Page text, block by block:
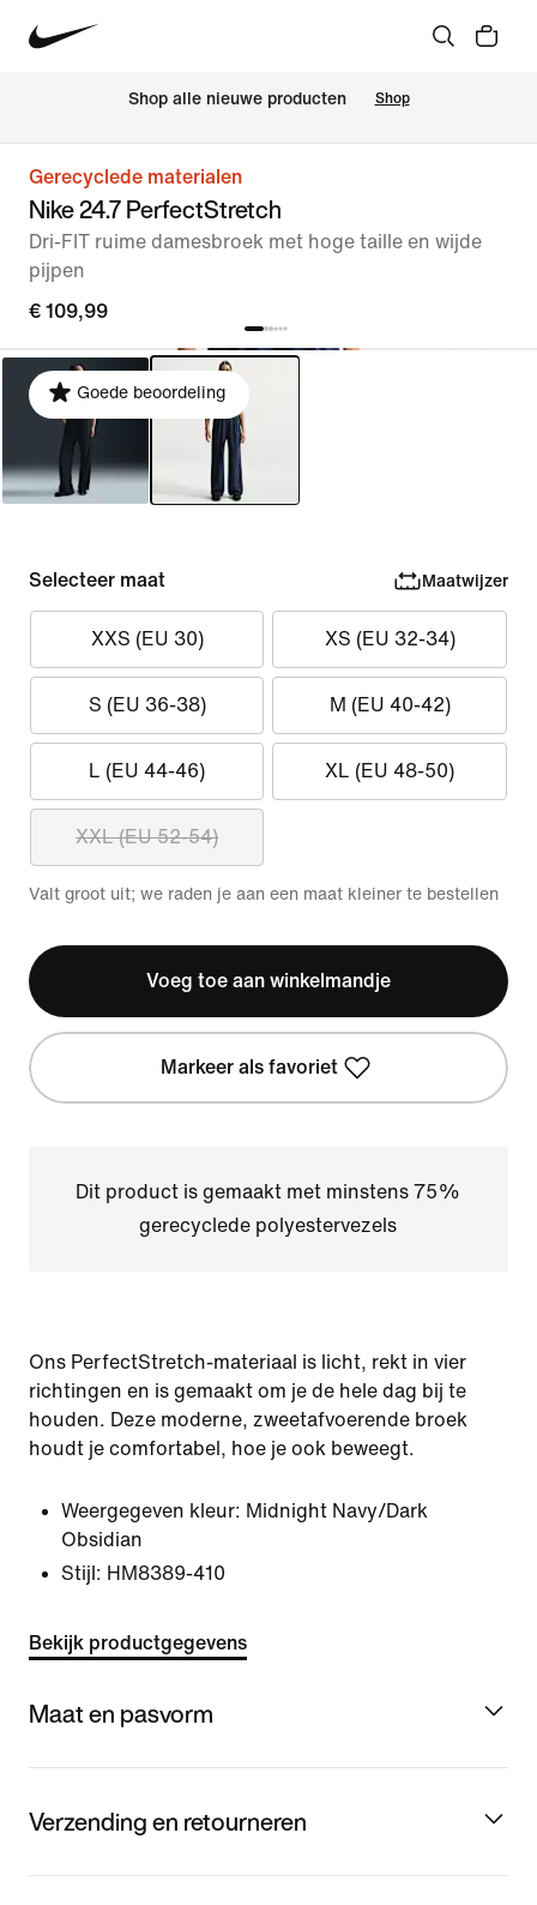
Shop alle nieuwe producten Shop
Gerecyclede materialen
Nike 24.7 PerfectStretch
Dri-FIT ruime damesbroek met hoge taille en wijde
pijpen
€ 109,99
Goede beoordeling
Selecteer maat Maatwijzer
XXS (EU 30) XS (EU 32-34)
S (EU 36-38) M (EU 40-42)
L (EU 44-46) XL (EU 48-50)
XXL (EU 52-54)
Valt groot uit; we raden je aan een maat kleiner te bestellen
Voeg toe aan winkelmandje
Markeer als favoriet
Dit product is gemaakt met minstens 75%
gerecyclede polyestervezels
Ons PerfectStretch-materiaal is licht, rekt in vier
richtingen en is gemaakt om je de hele dag bij te
houden. Deze moderne, zweetafvoerende broek
houdt je comfortabel, hoe je ook beweegt.
Weergegeven kleur: Midnight Navy/Dark
Obsidian
Stijl: HM8389-410
Bekijk productgegevens
Maat en pasvorm
Verzending en retourneren